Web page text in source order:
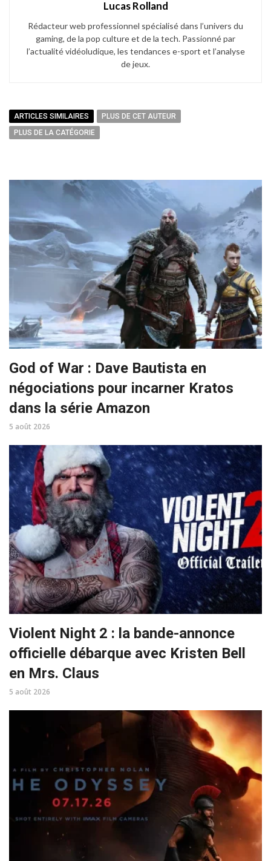
Lucas Rolland
Rédacteur web professionnel spécialisé dans l’univers du
gaming, de la pop culture et de la tech. Passionné par
l’actualité vidéoludique, les tendances e-sport et l’analyse
de jeux.
ARTICLES SIMILAIRES
PLUS DE CET AUTEUR
PLUS DE LA CATÉGORIE
God of War : Dave Bautista en
négociations pour incarner Kratos
dans la série Amazon
5 août 2026
Violent Night 2 : la bande-annonce
officielle débarque avec Kristen Bell
en Mrs. Claus
5 août 2026